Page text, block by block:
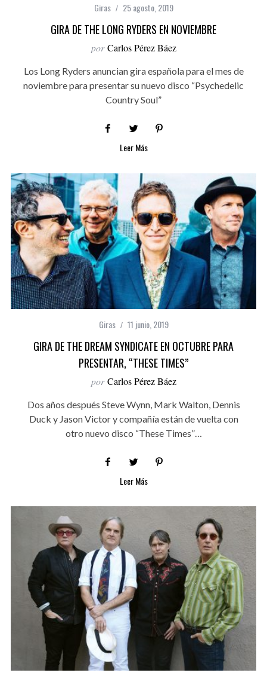
Giras 25 agosto, 2019
GIRA DE THE LONG RYDERS EN NOVIEMBRE
por Carlos Pérez Báez
Los Long Ryders anuncian gira española para el mes de
noviembre para presentar su nuevo disco “Psychedelic
Country Soul”
Leer Más
Giras 11 junio, 2019
GIRA DE THE DREAM SYNDICATE EN OCTUBRE PARA
PRESENTAR, “THESE TIMES”
por Carlos Pérez Báez
Dos años después Steve Wynn, Mark Walton, Dennis
Duck y Jason Victor y compañía están de vuelta con
otro nuevo disco “These Times”…
Leer Más